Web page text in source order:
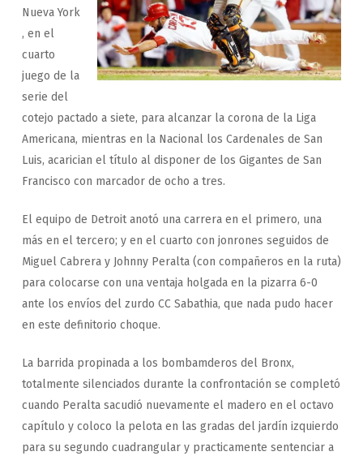
Nueva York
, en el
cuarto
juego de la
serie del
cotejo pactado a siete, para alcanzar la corona de la Liga
Americana, mientras en la Nacional los Cardenales de San
Luis, acarician el título al disponer de los Gigantes de San
Francisco con marcador de ocho a tres.
El equipo de Detroit anotó una carrera en el primero, una
más en el tercero; y en el cuarto con jonrones seguidos de
Miguel Cabrera y Johnny Peralta (con compañeros en la ruta)
para colocarse con una ventaja holgada en la pizarra 6-0
ante los envíos del zurdo CC Sabathia, que nada pudo hacer
en este definitorio choque.
La barrida propinada a los bombamderos del Bronx,
totalmente silenciados durante la confrontación se completó
cuando Peralta sacudió nuevamente el madero en el octavo
capítulo y coloco la pelota en las gradas del jardín izquierdo
para su segundo cuadrangular y practicamente sentenciar a